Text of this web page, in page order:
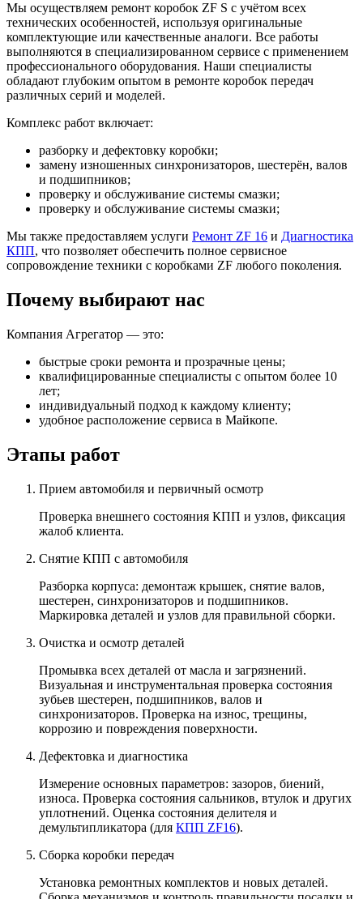
Мы осуществляем ремонт коробок ZF S с учётом всех
технических особенностей, используя оригинальные
комплектующие или качественные аналоги. Все работы
выполняются в специализированном сервисе с применением
профессионального оборудования. Наши специалисты
обладают глубоким опытом в ремонте коробок передач
различных серий и моделей.
Комплекс работ включает:
разборку и дефектовку коробки;
замену изношенных синхронизаторов, шестерён, валов
и подшипников;
проверку и обслуживание системы смазки;
проверку и обслуживание системы смазки;
Мы также предоставляем услуги Ремонт ZF 16 и Диагностика
КПП, что позволяет обеспечить полное сервисное
сопровождение техники с коробками ZF любого поколения.
Почему выбирают нас
Компания Агрегатор — это:
быстрые сроки ремонта и прозрачные цены;
квалифицированные специалисты с опытом более 10
лет;
индивидуальный подход к каждому клиенту;
удобное расположение сервиса в Майкопе.
Этапы работ
Прием автомобиля и первичный осмотр
Проверка внешнего состояния КПП и узлов, фиксация
жалоб клиента.
Снятие КПП с автомобиля
Разборка корпуса: демонтаж крышек, снятие валов,
шестерен, синхронизаторов и подшипников.
Маркировка деталей и узлов для правильной сборки.
Очистка и осмотр деталей
Промывка всех деталей от масла и загрязнений.
Визуальная и инструментальная проверка состояния
зубьев шестерен, подшипников, валов и
синхронизаторов. Проверка на износ, трещины,
коррозию и повреждения поверхности.
Дефектовка и диагностика
Измерение основных параметров: зазоров, биений,
износа. Проверка состояния сальников, втулок и других
уплотнений. Оценка состояния делителя и
демультипликатора (для КПП ZF16).
Сборка коробки передач
Установка ремонтных комплектов и новых деталей.